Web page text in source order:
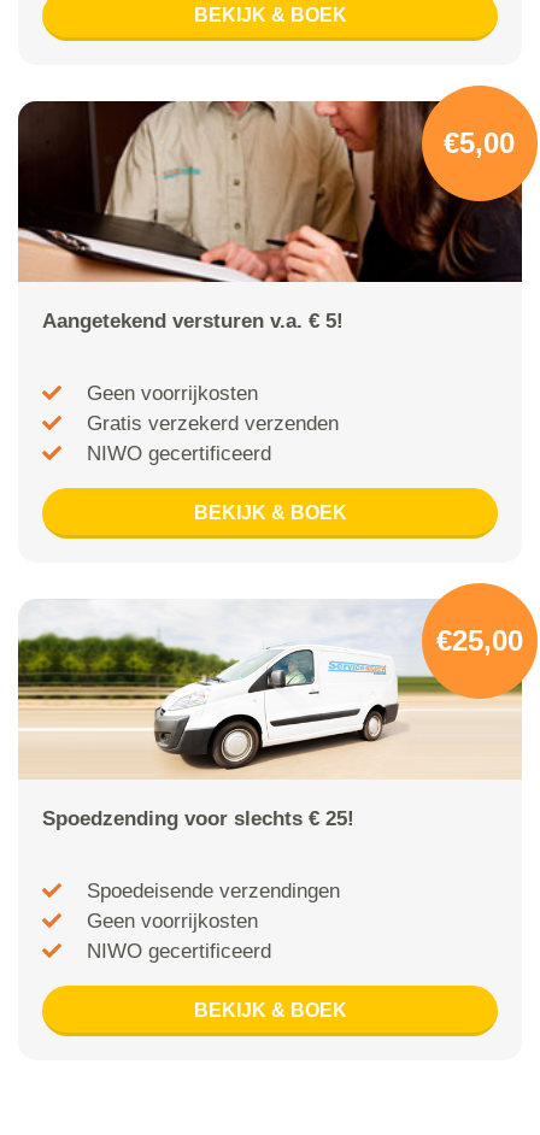
BEKIJK & BOEK
€5,00
Aangetekend versturen v.a. € 5!
Geen voorrijkosten
Gratis verzekerd verzenden
NIWO gecertificeerd
BEKIJK & BOEK
€25,00
Spoedzending voor slechts € 25!
Spoedeisende verzendingen
Geen voorrijkosten
NIWO gecertificeerd
BEKIJK & BOEK